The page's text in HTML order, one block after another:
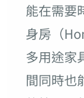
能在需要
身房（
多用途家
間同時也